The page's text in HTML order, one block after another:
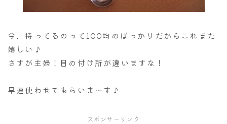
今、持ってるのって100均のばっかりだからこれまた
嬉しい♪
さすが主婦！目の付け所が違いますな！
早速使わせてもらいま～す♪
スポンサーリンク